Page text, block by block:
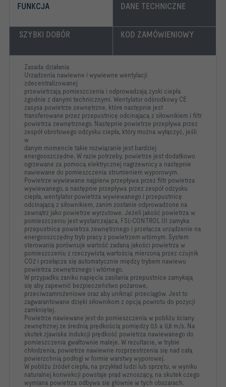
FUNKCJA DANE TECHNICZNE
SZYBKI DOBÓR KOD ZAMÓWIENIOWY
Zasada działania
Urządzenia nawiewne i wywiewne wentylacji
zdecentralizowanej
przewietrzają pomieszczenia i odprowadzają zyski ciepła
zgodnie z danymi technicznymi. Wentylator odśrodkowy CE
zasysa powietrze zewnętrzne, które następnie jest
transferowane przez przepustnicę odcinającą z siłownikiem i filtr
powietrza zewnętrznego. Następnie powietrze przepływa przez
zespół obrotowego odzysku ciepła, który można wyłączyć, jeśli
w
danym momencie takie rozwiązanie jest bardziej
energooszczędne. W razie potrzeby, powietrze jest dodatkowo
ogrzewane za pomocą elektrycznej nagrzewnicy a następnie
nawiewane do pomieszczenia strumieniem wyporowym.
Powietrze wywiewane najpierw przepływa przez filtr powietrza
wywiewanego, a następnie przepływa przez zespół odzysku
ciepła, wentylator powietrza wywiewanego i przepustnicę
odcinającą z siłownikiem, zanim zostanie odprowadzone na
zewnątrz jako powietrze wyrzutowe. Jeżeli jakość powietrza w
pomieszczeniu jest wystarczająca, FSL-CONTROL III zamyka
przepustnicę powietrza zewnętrznego i przełącza urządzenie na
energooszczędny tryb pracy z powietrzem wtórnym. System
sterowania porównuje wartość zadaną jakości powietrza w
pomieszczeniu z rzeczywistą wartością mierzoną przez czujnik
CO2 i przełącza się automatycznie między trybem nawiewu
powietrza zewnętrznego i wtórnego.
W przypadku zaniku napięcia zasilania przepustnice zamykają
się aby zapewnić bezpieczeństwo pożarowe,
przeciwzamrożeniowe oraz aby uniknąć przeciągów. Jest to
zagwarantowane dzięki siłownikom z opcją powrotu do pozycji
zamkniętej.
Powietrze nawiewane jest do pomieszczenia w pobliżu ściany
zewnętrznej ze średnią prędkością pomiędzy 0,5 a 0,8 m/s. Na
skutek zjawiska indukcji prędkość powietrza nawiewanego do
pomieszczenia gwałtownie maleje. W rezultacie, w trybie
chłodzenia, powietrze nawiewne rozprzestrzenia się nad całą
powierzchnią podłogi w formie warstwy wyporowej.
W pobliżu źródeł ciepła, na przykład ludzi lub sprzętu, w wyniku
naturalnej konwekcji powstaje prąd wznoszący, na skutek czego
wymiana powietrza odbywa się głównie w tych obszarach.